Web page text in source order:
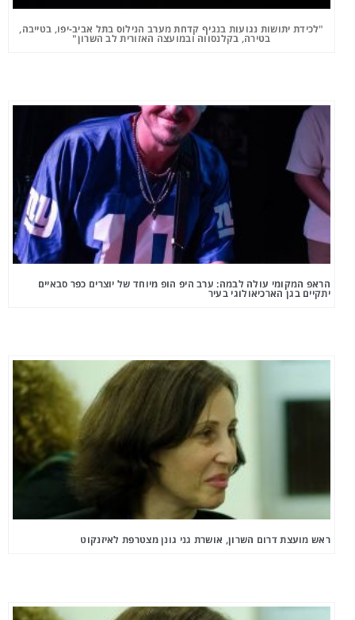
"לכידת יתושות נגועות בנגיף קדחת מערב הנילוס בתל אביב-יפו, בטייבה,
בטירה, בקלנסווה ובמועצה האזורית לב השרון"
הראפ המקומי עולה לבמה: ערב היפ הופ מיוחד של יוצרים כפר סבאיים
יתקיים בגן הארכיאולוגי בעיר
ראש מועצת דרום השרון, אושרת גני גונן מצטרפת לאיזנקוט